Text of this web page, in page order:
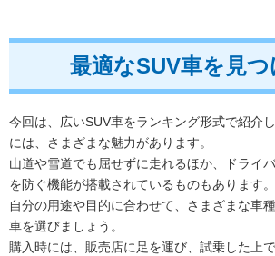
最適なSUV車を見つ
今回は、広いSUV車をランキング形式で紹介
には、さまざまな魅力があります。
山道や雪道でも屈せずに走れるほか、ドライ
を防ぐ機能が搭載されているものもあります。
自分の用途や目的に合わせて、さまざまな車
車を選びましょう。
購入時には、販売店に足を運び、試乗した上